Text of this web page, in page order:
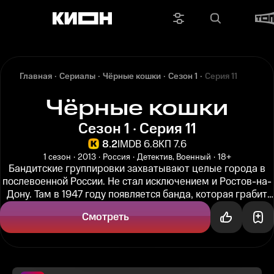
Главная Сериалы Чёрные кошки Сезон 1 Серия 11
Чёрные кошки
Сезон 1 · Серия 11
8.2IMDB 6.8КП 7.6
1 сезон 2013 Россия Детектив, Военный 18+
Бандитские группировки захватывают целые города в
послевоенной России. Не стал исключением и Ростов-на-
Дону. Там в 1947 году появляется банда, которая грабит
Смотреть